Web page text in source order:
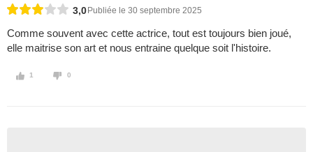
3,0 Publiée le 30 septembre 2025
Comme souvent avec cette actrice, tout est toujours bien joué,
elle maitrise son art et nous entraine quelque soit l'histoire.
1 0